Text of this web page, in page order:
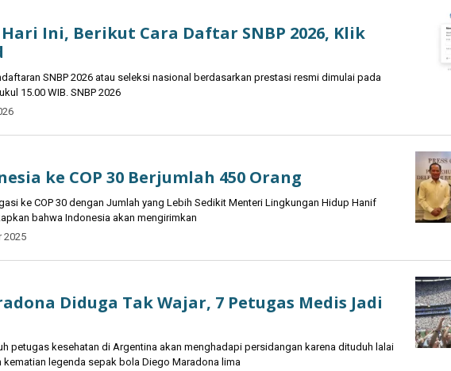
Ini, Berikut Cara Daftar SNBP 2026, Klik
SNBP 2026 atau seleksi nasional berdasarkan prestasi resmi dimulai pada
15.00 WIB. SNBP 2026
ke COP 30 Berjumlah 450 Orang
ke COP 30 dengan Jumlah yang Lebih Sedikit Menteri Lingkungan Hidup Hanif
bahwa Indonesia akan mengirimkan
2025
Diduga Tak Wajar, 7 Petugas Medis Jadi
petugas kesehatan di Argentina akan menghadapi persidangan karena dituduh lalai
legenda sepak bola Diego Maradona lima